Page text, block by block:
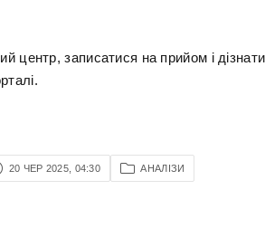
центр, записатися на прийом і
20 ЧЕР 2025, 04:30 АНАЛІЗИ